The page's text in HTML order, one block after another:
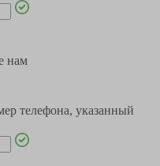
нам
телефона, указанный